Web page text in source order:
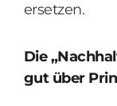
ersetzen.
Die
gut über